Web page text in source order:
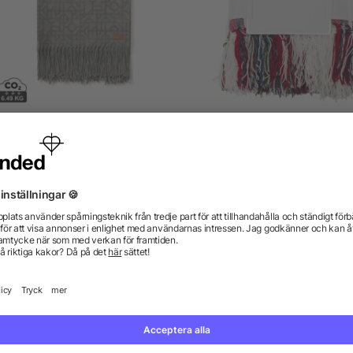
VINGA Veia filt
från 239,63 kr
Vi har svaren.